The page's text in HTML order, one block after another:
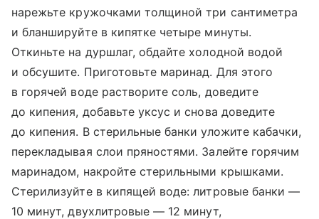
нарежьте кружочками толщиной три сантиметра
и бланшируйте в кипятке четыре минуты.
Откиньте на дуршлаг, обдайте холодной водой
и обсушите. Приготовьте маринад. Для этого
в горячей воде растворите соль, доведите
до кипения, добавьте уксус и снова доведите
до кипения. В стерильные банки уложите кабачки,
перекладывая слои пряностями. Залейте горячим
маринадом, накройте стерильными крышками.
Стерилизуйте в кипящей воде: литровые банки —
10 минут, двухлитровые — 12 минут,